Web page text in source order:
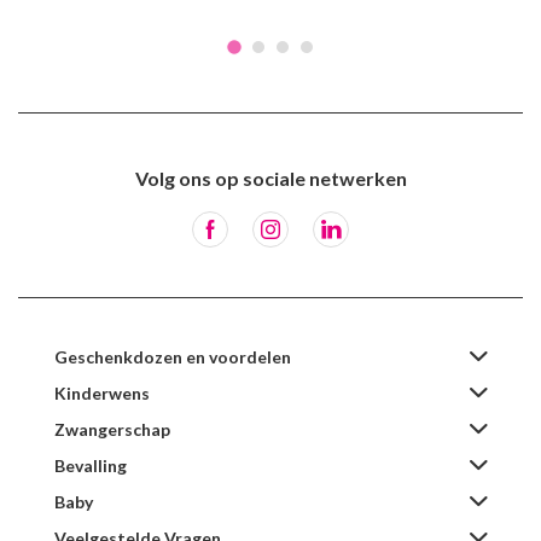
Volg ons op sociale netwerken
Geschenkdozen en voordelen
Kinderwens
Zwangerschap
Bevalling
Baby